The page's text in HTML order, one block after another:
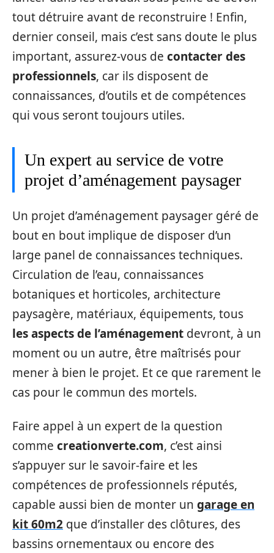
tout détruire avant de reconstruire ! Enfin,
dernier conseil, mais c’est sans doute le plus
important, assurez-vous de contacter des
professionnels, car ils disposent de
connaissances, d’outils et de compétences
qui vous seront toujours utiles.
Un expert au service de votre
projet d’aménagement paysager
Un projet d’aménagement paysager géré de
bout en bout implique de disposer d’un
large panel de connaissances techniques.
Circulation de l’eau, connaissances
botaniques et horticoles, architecture
paysagère, matériaux, équipements, tous
les aspects de l’aménagement devront, à un
moment ou un autre, être maîtrisés pour
mener à bien le projet. Et ce que rarement le
cas pour le commun des mortels.
Faire appel à un expert de la question
comme creationverte.com, c’est ainsi
s’appuyer sur le savoir-faire et les
compétences de professionnels réputés,
capable aussi bien de monter un garage en
kit 60m2 que d’installer des clôtures, des
bassins ornementaux ou encore des